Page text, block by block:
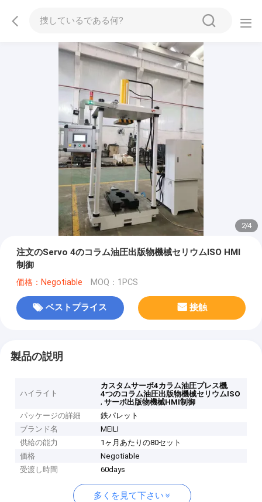
2/4
注文のServo 4のコラム油圧出版物機械セリウムISO HMI
制御
価格：Negotiable MOQ：1PCS
ベストプライス 接触
製品の説明
ハイライト
カスタムサーボ4カラム油圧プレス機,
4つのコラム油圧出版物機械セリウムISO
,サーボ出版物機械HMI制御
パッケージの詳細
鉄パレット
ブランド名
MEILI
供給の能力
1ヶ月あたりの80セット
価格
Negotiable
受渡し時間
60days
多くを見て下さい